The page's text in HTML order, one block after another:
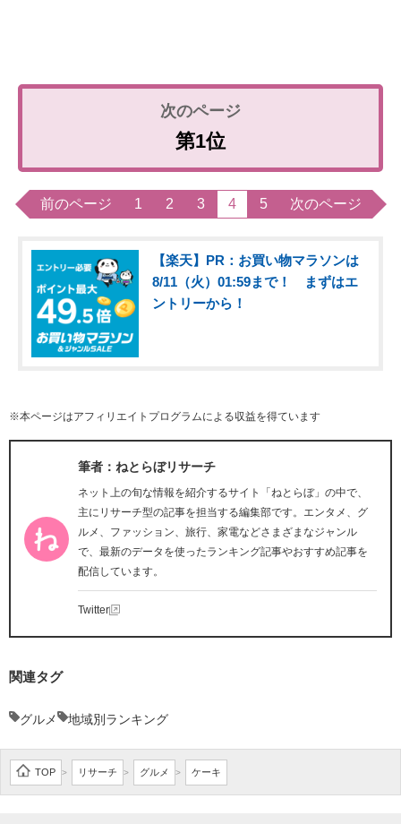
第1位
前のページ 1 2 3 4 5 次のページ
【楽天】PR：お買い物マラソンは
8/11（火）01:59まで！ まずはエ
ントリーから！
※本ページはアフィリエイトプログラムによる収益を得ています
筆者：ねとらぼリサーチ
ネット上の旬な情報を紹介するサイト「ねとらぼ」の中で、
主にリサーチ型の記事を担当する編集部です。エンタメ、グ
ルメ、ファッション、旅行、家電などさまざまなジャンル
で、最新のデータを使ったランキング記事やおすすめ記事を
配信しています。
Twitter
関連タグ
グルメ 地域別ランキング
TOP > リサーチ > グルメ > ケーキ